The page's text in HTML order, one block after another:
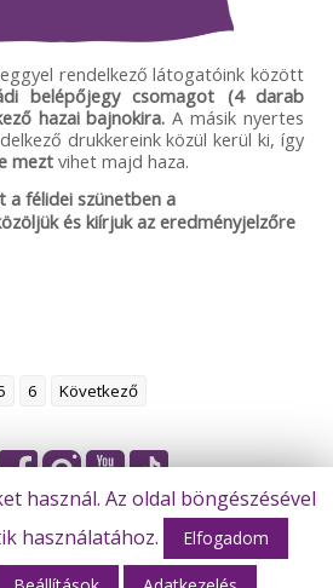
rendelkező látogatóink között
belépőjegy csomagot (4 darab
hazai bajnokira. A másik nyertes
drukkereink közül kerül ki, így
meztvihet majd haza.
a félidei szünetben a
és kiírjuk az eredményjelzőre
6 Következő
Zrt.
használ. Az oldal böngészésével
használatához.
Elfogadom